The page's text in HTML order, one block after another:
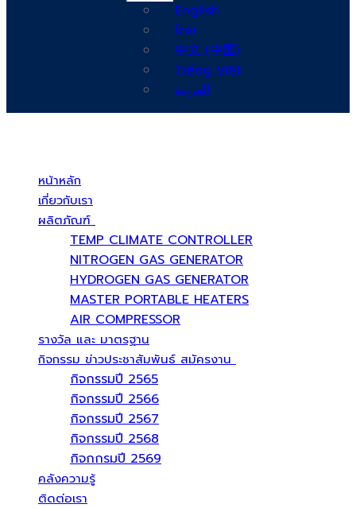
English
ไทย
中文 (中国)
Tiếng Việt
العربية
หน้าหลัก
เกี่ยวกับเรา
ผลิตภัณฑ์
TEMP CLIMATE CONTROLLER
NITROGEN GAS GENERATOR
HYDROGEN GAS GENERATOR
MASTER PORTABLE HEATERS
AIR COMPRESSOR
รางวัล และ มาตรฐาน
กิจกรรม ข่าวประชาสัมพันธ์ สมัครงาน
กิจกรรมปี 2565
กิจกรรมปี 2566
กิจกรรมปี 2567
กิจกรรมปี 2568
กิจกกรมปี 2569
คลังความรู้
ติดต่อเรา